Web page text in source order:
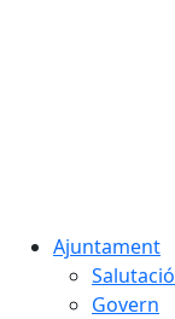
Ajuntament
Govern